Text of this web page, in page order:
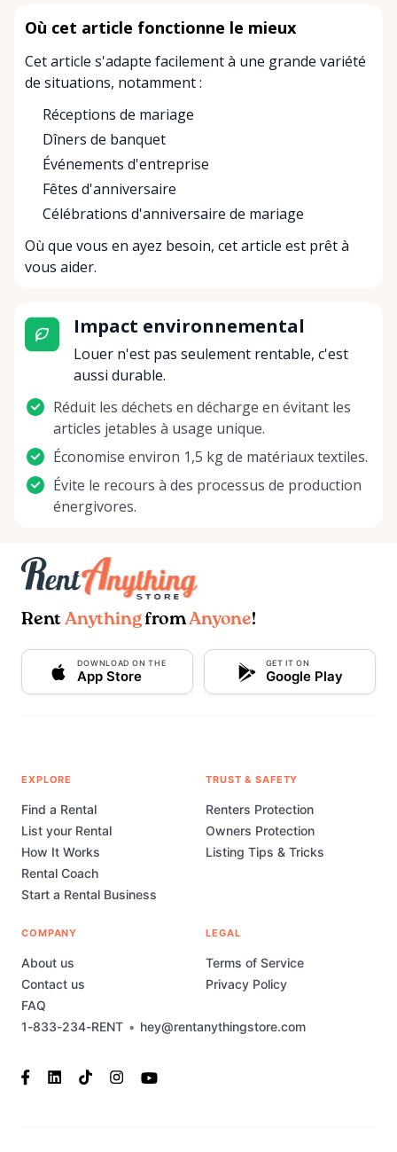
Où cet article fonctionne le mieux
Cet article s'adapte facilement à une grande variété
de situations, notamment :
Réceptions de mariage
Dîners de banquet
Événements d'entreprise
Fêtes d'anniversaire
Célébrations d'anniversaire de mariage
Où que vous en ayez besoin, cet article est prêt à
vous aider.
Impact environnemental
Louer n'est pas seulement rentable, c'est
aussi durable.
Réduit les déchets en décharge en évitant les
articles jetables à usage unique.
Économise environ 1,5 kg de matériaux textiles.
Évite le recours à des processus de production
énergivores.
Rent AnythingfromAnyone!
DOWNLOAD ON THE
App Store
GET IT ON
Google Play
1-833-234-RENT • hey@rentanythingstore.com
EXPLORE
Find a Rental
List your Rental
How It Works
Rental Coach
Start a Rental Business
TRUST & SAFETY
Renters Protection
Owners Protection
Listing Tips & Tricks
COMPANY
About us
Contact us
FAQ
LEGAL
Terms of Service
Privacy Policy